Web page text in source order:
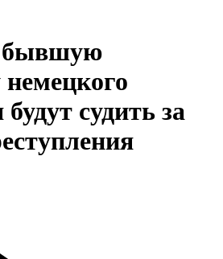
бывшую
немецкого
судить за